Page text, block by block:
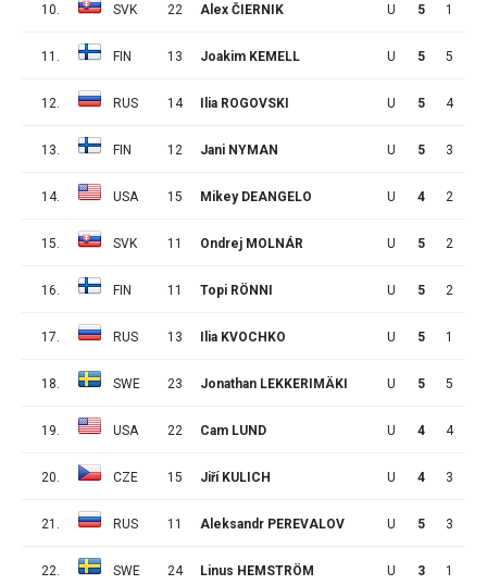
10. SVK 22 Alex ČIERNIK U 5 1
11. FIN 13 Joakim KEMELL U 5 5
12. RUS 14 Ilia ROGOVSKI U 5 4
13. FIN 12 Jani NYMAN U 5 3
14. USA 15 Mikey DEANGELO U 4 2
15. SVK 11 Ondrej MOLNÁR U 5 2
16. FIN 11 Topi RÖNNI U 5 2
17. RUS 13 Ilia KVOCHKO U 5 1
18. SWE 23 Jonathan LEKKERIMÄKI U 5 5
19. USA 22 Cam LUND U 4 4
20. CZE 15 Jiří KULICH U 4 3
21. RUS 11 Aleksandr PEREVALOV U 5 3
22. SWE 24 Linus HEMSTRÖM U 3 1